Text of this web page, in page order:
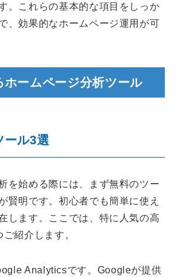
。これらの基本的な項目をしっか
、効果的なホームページ運用が可
ホームページ分析ツール
ール3選
を始める際には、まず無料のツー
賢明です。初心者でも簡単に使え
します。ここでは、特に人気の高
紹介します。
Analyticsです。Googleが提供